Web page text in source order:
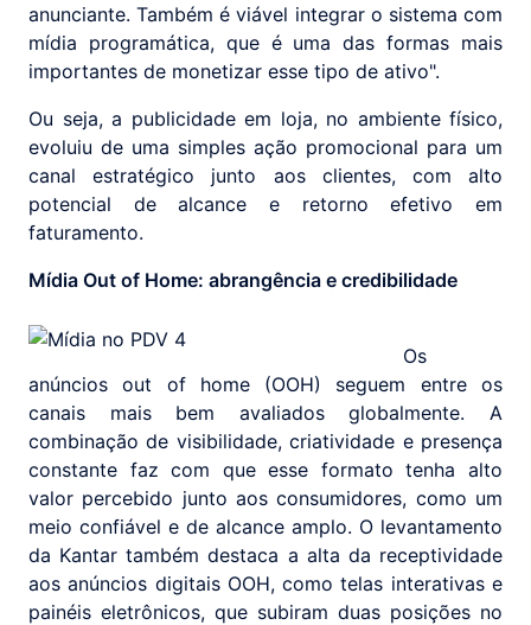
anunciante. Também é viável integrar o sistema com
mídia programática, que é uma das formas mais
importantes de monetizar esse tipo de ativo".
Ou seja, a publicidade em loja, no ambiente físico,
evoluiu de uma simples ação promocional para um
canal estratégico junto aos clientes, com alto
potencial de alcance e retorno efetivo em
faturamento.
Mídia Out of Home: abrangência e credibilidade
Os
anúncios out of home (OOH) seguem entre os
canais mais bem avaliados globalmente. A
combinação de visibilidade, criatividade e presença
constante faz com que esse formato tenha alto
valor percebido junto aos consumidores, como um
meio confiável e de alcance amplo. O levantamento
da Kantar também destaca a alta da receptividade
aos anúncios digitais OOH, como telas interativas e
painéis eletrônicos, que subiram duas posições no